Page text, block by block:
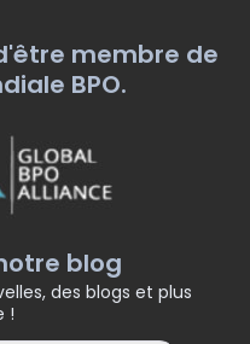
membre de
BPO.
blog
des blogs et plus
!